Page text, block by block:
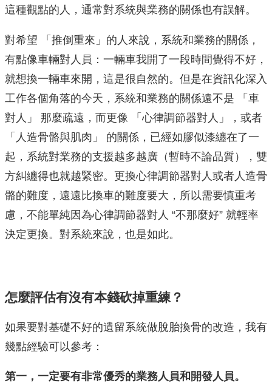
這種觀點的人，通常對系統與業務的關係也有誤解。
對希望 「推倒重來」的人來說，系統和業務的關係，
有點像車輛對人員：一輛車我開了一段時間覺得不好，
就想換一輛車來開，這是很自然的。但是在資訊化深入
工作各個角落的今天，系統和業務的關係遠不是 「車
對人」 那麼疏遠，而更像 「心律調節器對人」，或者
「人造骨骼與肌肉」 的關係，已經如膠似漆纏在了一
起，系統對業務的支援越多越廣（暫時不論品質），雙
方糾纏得也就越緊密。更換心律調節器對人或者人造骨
骼的難度，遠遠比換車的難度要大，所以需要慎重考
慮，不能單純因為心律調節器對人 “不那麼好” 就輕率
決定更換。對系統來說，也是如此。
怎麼評估有沒有本錢砍掉重練？
如果要對基礎不好的遺留系統做脫胎換骨的改造，我有
幾點經驗可以參考：
第一，一定要有非常優秀的業務人員和開發人員。